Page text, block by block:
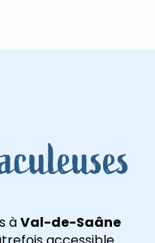
àVal-de-Saâne